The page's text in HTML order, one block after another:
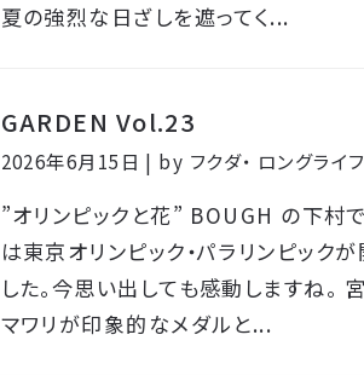
夏の強烈な日ざしを遮ってく...
GARDEN Vol.23
2026年6月15日 | by フクダ・ ロングライ
”オリンピックと花” BOUGH の下村
は東京オリンピック・パラリンピック
した。今思い出しても感動しますね。
マワリが印象的なメダルと...